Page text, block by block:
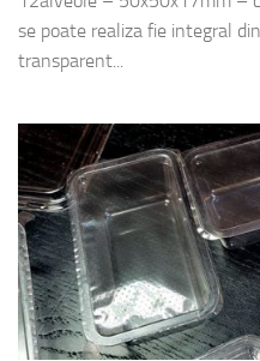
se poate realiza fie integral
transparent...